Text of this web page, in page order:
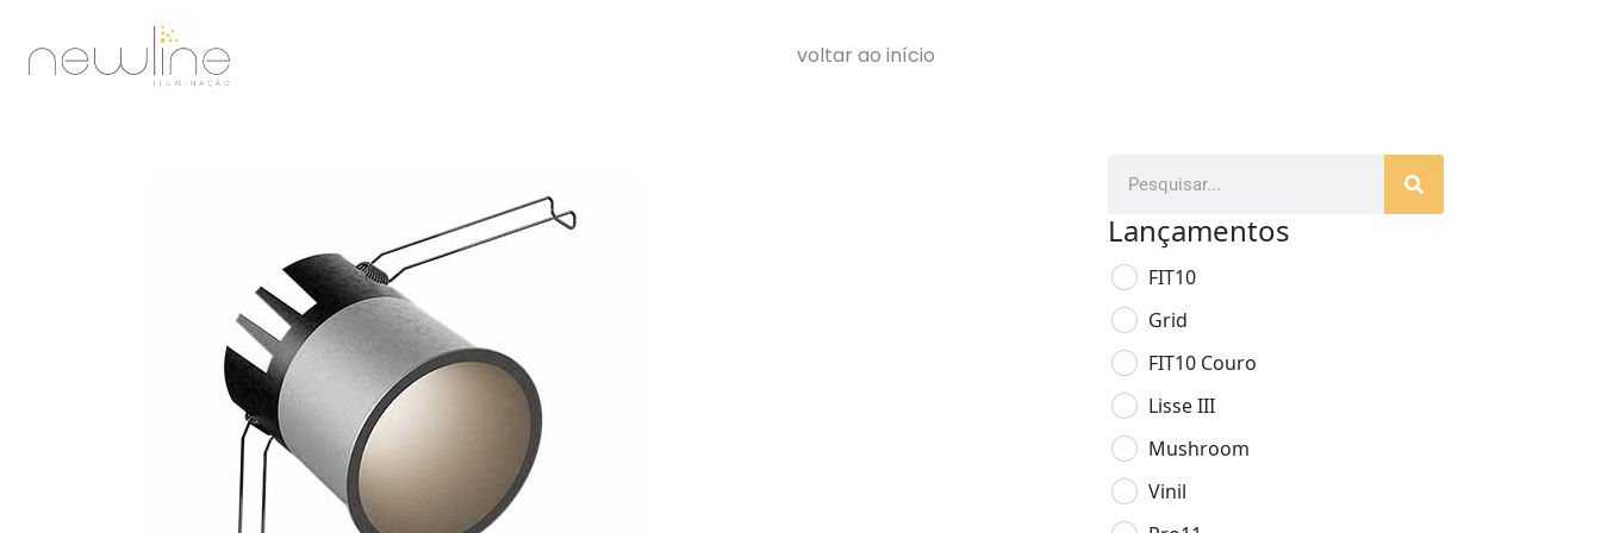
voltar ao início
Lançamentos
FIT10
Grid
FIT10 Couro
Lisse III
Mushroom
Vinil